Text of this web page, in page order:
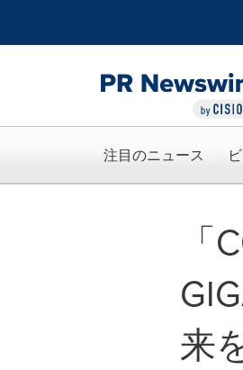
注目のニュース
来